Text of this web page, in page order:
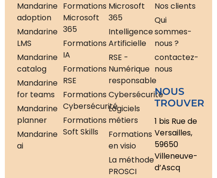
Mandarine
adoption
Mandarine
LMS
Mandarine
catalog
Mandarine
for teams
Mandarine
planner
Mandarine
ai
Formations
Microsoft
365
Formations
IA
Formations
RSE
Formations
Cybersécurité
Formations
Soft Skills
Microsoft
365
Intelligence
Artificielle
RSE -
Numérique
responsable
Cybersécurité
Logiciels
métiers
Formations
en visio
La méthode
PROSCI
Nos clients
Qui
sommes-
nous ?
contactez-
nous
NOUS
TROUVER
1 bis Rue de
Versailles,
59650
Villeneuve-
d’Ascq